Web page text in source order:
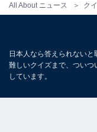
All About ニュース ク
日本人なら答えられない
難しいクイズまで、つい
しています。